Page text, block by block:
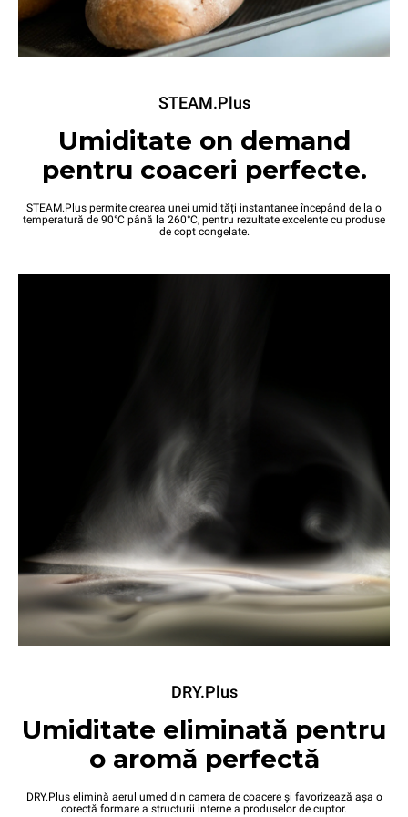
STEAM.Plus
Umiditate on demand
pentru coaceri perfecte.
STEAM.Plus permite crearea unei umidități instantanee începând de la o
temperatură de 90°C până la 260°C, pentru rezultate excelente cu produse
de copt congelate.
DRY.Plus
Umiditate eliminată pentru
o aromă perfectă
DRY.Plus elimină aerul umed din camera de coacere și favorizează așa o
corectă formare a structurii interne a produselor de cuptor.